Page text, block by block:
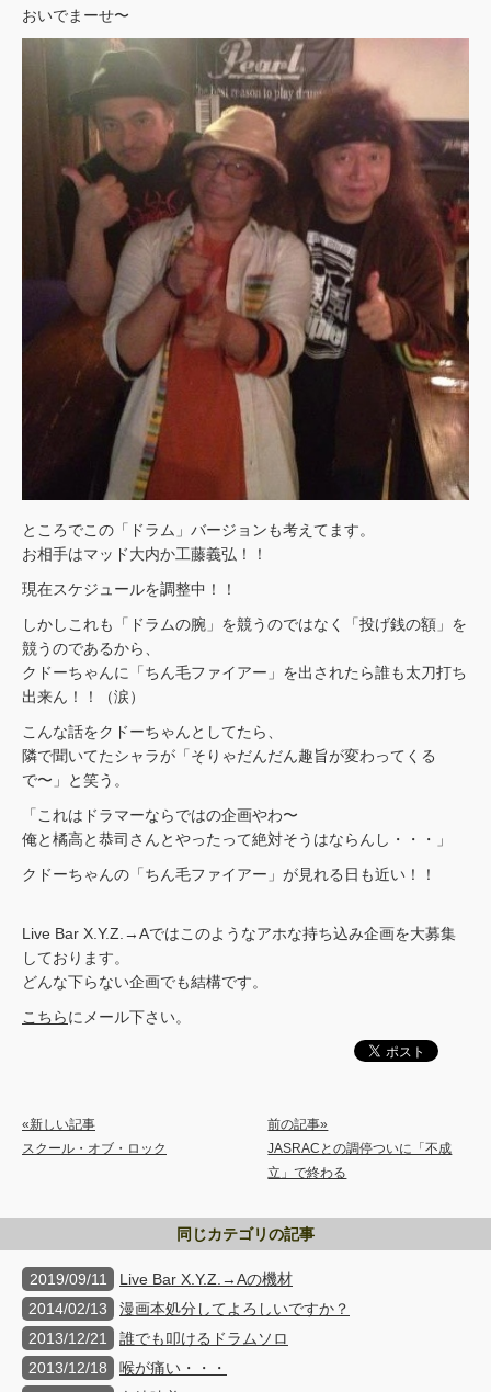
おいでまーせ〜
ところでこの「ドラム」バージョンも考えてます。
お相手はマッド大内か工藤義弘！！
現在スケジュールを調整中！！
しかしこれも「ドラムの腕」を競うのではなく「投げ銭の額」を
競うのであるから、
クドーちゃんに「ちん毛ファイアー」を出されたら誰も太刀打ち
出来ん！！（涙）
こんな話をクドーちゃんとしてたら、
隣で聞いてたシャラが「そりゃだんだん趣旨が変わってくる
で〜」と笑う。
「これはドラマーならではの企画やわ〜
俺と橘高と恭司さんとやったって絶対そうはならんし・・・」
クドーちゃんの「ちん毛ファイアー」が見れる日も近い！！
Live Bar X.Y.Z.→Aではこのようなアホな持ち込み企画を大募集
しております。
どんな下らない企画でも結構です。
こちらにメール下さい。
«新しい記事
スクール・オブ・ロック
前の記事»
JASRACとの調停ついに「不成
立」で終わる
同じカテゴリの記事
2019/09/11
Live Bar X.Y.Z.→Aの機材
2014/02/13
漫画本処分してよろしいですか？
2013/12/21
誰でも叩けるドラムソロ
2013/12/18
喉が痛い・・・